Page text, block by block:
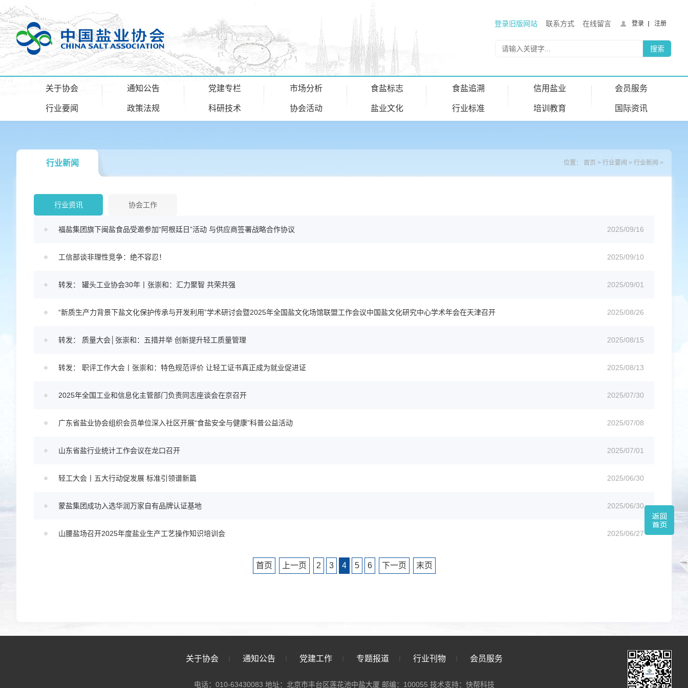
登录旧版网站 联系方式 在线留言 登录 注册
关于协会 通知公告 党建专栏 市场分析 食盐标志 食盐追溯 信用盐业 会员服务
行业要闻 政策法规 科研技术 协会活动 盐业文化 行业标准 培训教育 国际资讯
行业新闻 位置： 首页 > 行业要闻 > 行业新闻 >
行业资讯 协会工作
福盐集团旗下闽盐食品受邀参加“阿根廷日”活动 与供应商签署战略合作协议 2025/09/16
工信部谈非理性竞争：绝不容忍！ 2025/09/10
转发： 罐头工业协会30年丨张崇和：汇力聚智 共荣共强 2025/09/01
“新质生产力背景下盐文化保护传承与开发利用”学术研讨会暨2025年全国盐文化场馆联盟工作会议中国盐文化研究中心学术年会在天津召开 2025/08/26
转发： 质量大会│张崇和：五措并举 创新提升轻工质量管理 2025/08/15
转发： 职评工作大会丨张崇和：特色规范评价 让轻工证书真正成为就业促进证 2025/08/13
2025年全国工业和信息化主管部门负责同志座谈会在京召开 2025/07/30
广东省盐业协会组织会员单位深入社区开展“食盐安全与健康”科普公益活动 2025/07/08
山东省盐行业统计工作会议在龙口召开 2025/07/01
轻工大会丨五大行动促发展 标准引领谱新篇 2025/06/30
蒙盐集团成功入选华润万家自有品牌认证基地 2025/06/30
山腰盐场召开2025年度盐业生产工艺操作知识培训会 2025/06/27
首页 上一页 2 3 4 5 6 下一页 末页
关于协会 通知公告 党建工作 专题报道 行业刊物 会员服务
电话：010-63430083 地址：北京市丰台区莲花池中盐大厦 邮编：100055 技术支持：快帮科技